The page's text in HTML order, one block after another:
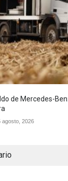
de Mercedes-
agosto, 2026